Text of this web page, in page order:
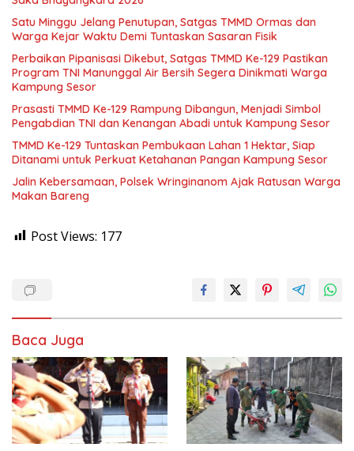
Satu Minggu Jelang Penutupan, Satgas TMMD Ormas dan
Warga Kejar Waktu Demi Tuntaskan Sasaran Fisik
Perbaikan Pipanisasi Dikebut, Satgas TMMD Ke-129 Pastikan
Program TNI Manunggal Air Bersih Segera Dinikmati Warga
Kampung Sesor
Prasasti TMMD Ke-129 Rampung Dibangun, Menjadi Simbol
Pengabdian TNI dan Kenangan Abadi untuk Kampung Sesor
TMMD Ke-129 Tuntaskan Pembukaan Lahan 1 Hektar, Siap
Ditanami untuk Perkuat Ketahanan Pangan Kampung Sesor
Jalin Kebersamaan, Polsek Wringinanom Ajak Ratusan Warga
Makan Bareng
Post Views: 177
Baca Juga